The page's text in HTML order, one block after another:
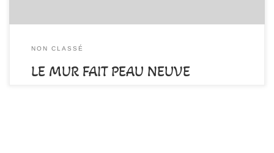
NON CLASSÉ
LE MUR FAIT PEAU NEUVE